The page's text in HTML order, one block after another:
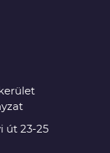
út 23-25